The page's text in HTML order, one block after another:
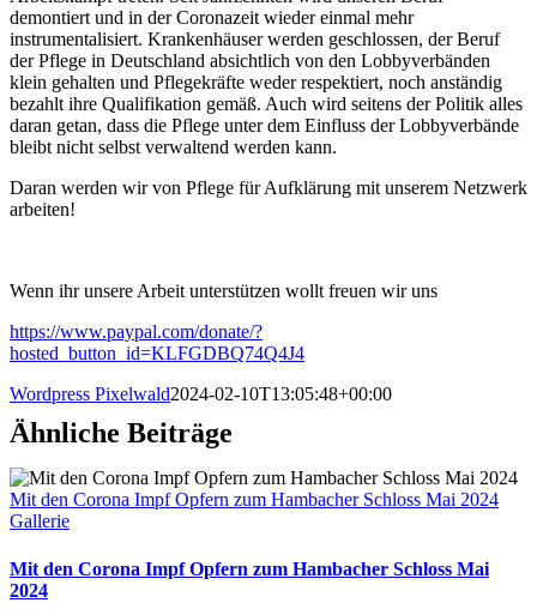
demontiert und in der Coronazeit wieder einmal mehr
instrumentalisiert. Krankenhäuser werden geschlossen, der Beruf
der Pflege in Deutschland absichtlich von den Lobbyverbänden
klein gehalten und Pflegekräfte weder respektiert, noch anständig
bezahlt ihre Qualifikation gemäß. Auch wird seitens der Politik alles
daran getan, dass die Pflege unter dem Einfluss der Lobbyverbände
bleibt nicht selbst verwaltend werden kann.
Daran werden wir von Pflege für Aufklärung mit unserem Netzwerk
arbeiten!
Wenn ihr unsere Arbeit unterstützen wollt freuen wir uns
https://www.paypal.com/donate/?
hosted_button_id=KLFGDBQ74Q4J4
Wordpress Pixelwald2024-02-10T13:05:48+00:00
Ähnliche Beiträge
Mit den Corona Impf Opfern zum Hambacher Schloss Mai 2024
Gallerie
Mit den Corona Impf Opfern zum Hambacher Schloss Mai
2024